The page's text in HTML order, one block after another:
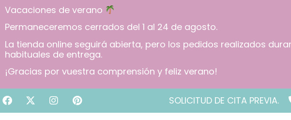
Vacaciones de verano
Permaneceremos cerrados del 1 al 24 de agosto.
La tienda online seguirá abierta, pero los pedidos realizados
habituales de entrega.
¡Gracias por vuestra comprensión y feliz verano!
SOLICITUD DE CITA PREVIA.